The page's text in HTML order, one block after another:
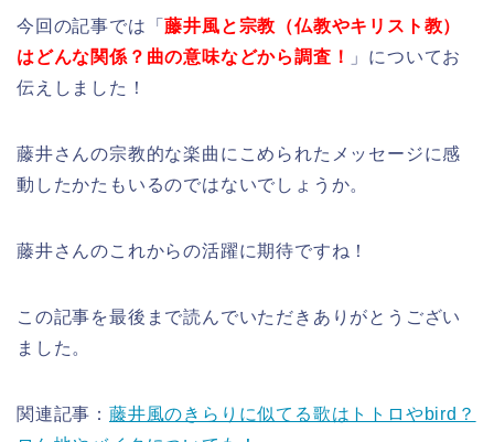
今回の記事では「藤井風と宗教（仏教やキリスト教）
はどんな関係？曲の意味などから調査！
」についてお
伝えしました！
藤井さんの宗教的な楽曲にこめられたメッセージに感
動したかたもいるのではないでしょうか。
藤井さんのこれからの活躍に期待ですね！
この記事を最後まで読んでいただきありがとうござい
ました。
関連記事： 藤井風のきらりに似てる歌はトトロやbird？